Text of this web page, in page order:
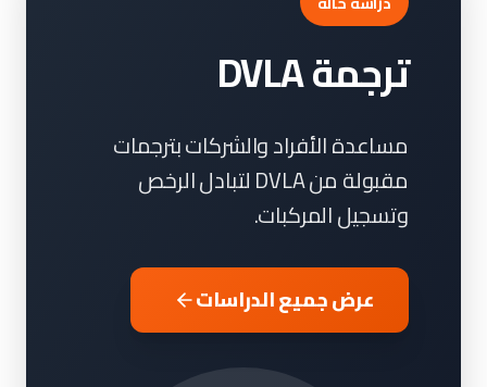
ترجمة DVLA
مساعدة الأفراد والشركات بترجمات
مقبولة من DVLA لتبادل الرخص
وتسجيل المركبات.
عرض جميع الدراسات